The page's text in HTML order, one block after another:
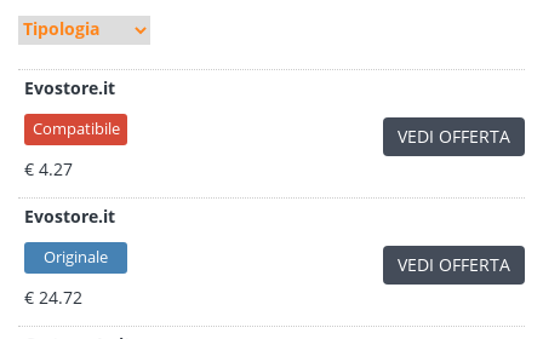
Evostore.it
Compatibile
€ 4.27
VEDI OFFERTA
Evostore.it
Originale
€ 24.72
VEDI OFFERTA